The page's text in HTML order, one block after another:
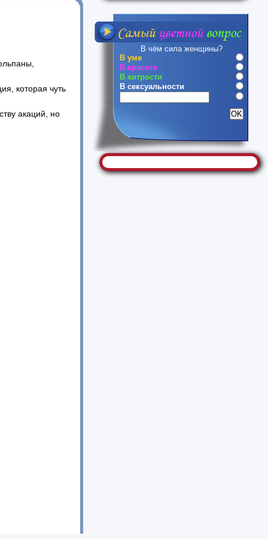
которая чуть
акаций, но
В чём сила женщины?
В уме
В красоте
В хитрости
В сексуальности